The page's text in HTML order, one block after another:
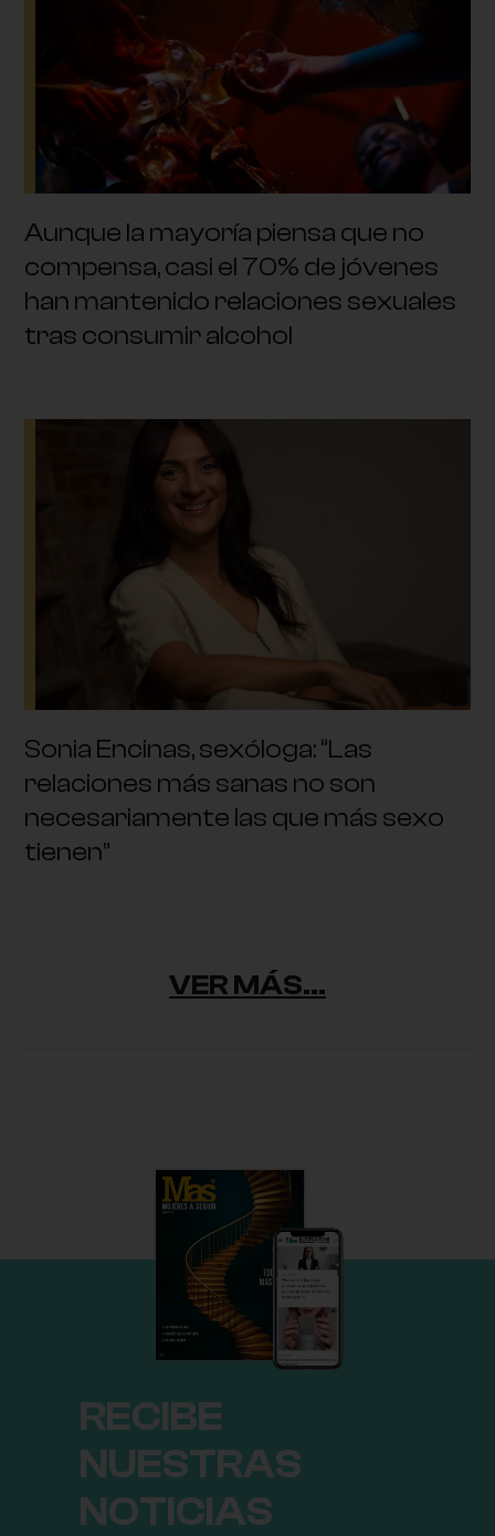
Aunque la mayoría piensa que no
compensa, casi el 70% de jóvenes
han mantenido relaciones sexuales
tras consumir alcohol
Sonia Encinas, sexóloga: “Las
relaciones más sanas no son
necesariamente las que más sexo
tienen”
VER MÁS...
RECIBE
NUESTRAS
NOTICIAS